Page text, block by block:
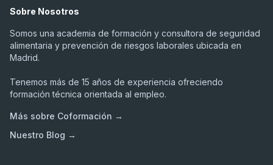
Sobre Nosotros
Somos una academia de formación y consultora de seguridad
alimentaria y prevención de riesgos laborales ubicada en
Madrid.
Tenemos más de 15 años de experiencia ofreciendo
formación técnica orientada al empleo.
Más sobre Coformación →
Nuestro Blog →